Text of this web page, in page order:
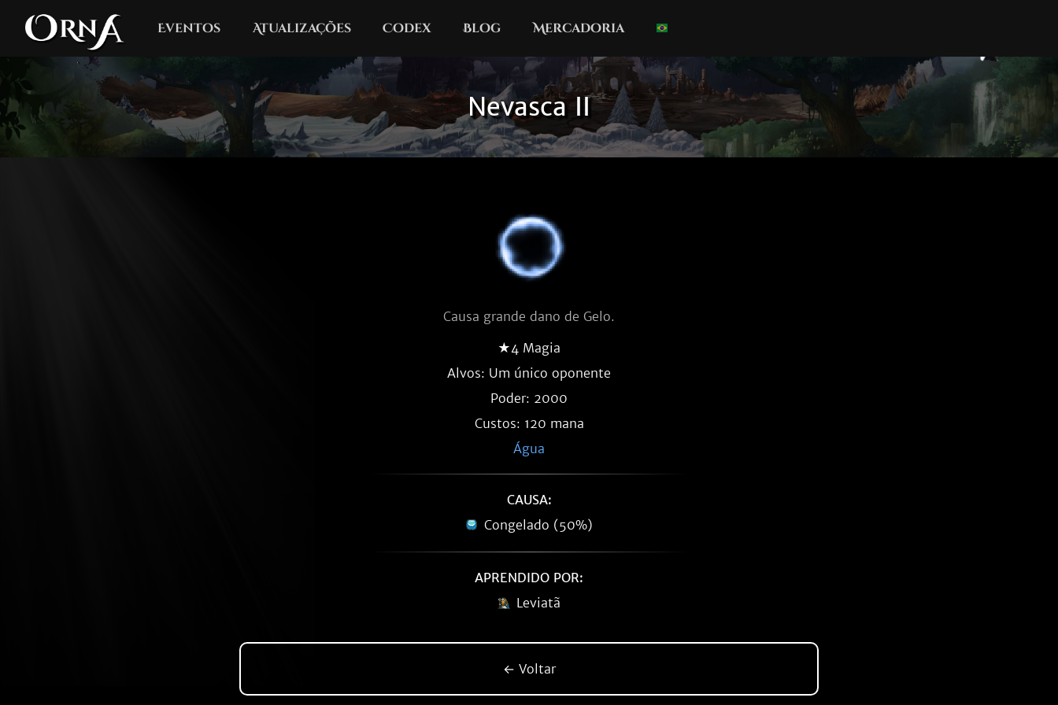
Eventos Atualizações Codex Blog Mercadoria
Nevasca II
Causa grande dano de Gelo.
★4 Magia
Alvos: Um único oponente
Poder: 2000
Custos: 120 mana
Água
CAUSA:
Congelado (50%)
APRENDIDO POR:
Leviatã
← Voltar